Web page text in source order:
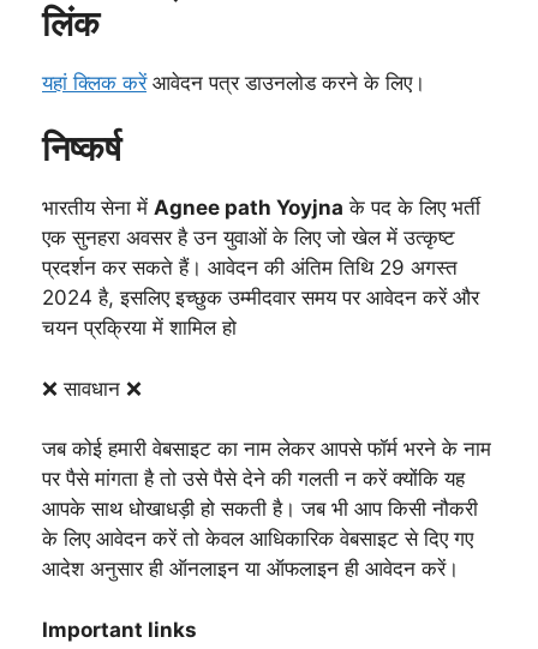
लिंक
यहां क्लिक करेंआवेदन पत्र डाउनलोड करने के लिए।
निष्कर्ष
भारतीय सेना में Agnee path Yoyjna के पद के लिए भर्ती
एक सुनहरा अवसर है उन युवाओं के लिए जो खेल में उत्कृष्ट
प्रदर्शन कर सकते हैं। आवेदन की अंतिम तिथि 29 अगस्त
2024 है, इसलिए इच्छुक उम्मीदवार समय पर आवेदन करें और
चयन प्रक्रिया में शामिल हो
❌ सावधान ❌
जब कोई हमारी वेबसाइट का नाम लेकर आपसे फॉर्म भरने के नाम
पर पैसे मांगता है तो उसे पैसे देने की गलती न करें क्योंकि यह
आपके साथ धोखाधड़ी हो सकती है। जब भी आप किसी नौकरी
के लिए आवेदन करें तो केवल आधिकारिक वेबसाइट से दिए गए
आदेश अनुसार ही ऑनलाइन या ऑफलाइन ही आवेदन करें।
Important links